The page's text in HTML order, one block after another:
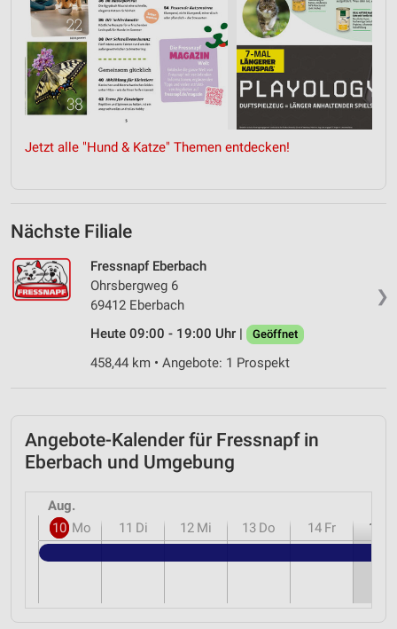
Jetzt alle "Hund & Katze" Themen entdecken!
Nächste Filiale
❯
Fressnapf Eberbach
Ohrsbergweg 6
69412 Eberbach
Heute 09:00 - 19:00 Uhr |
Geöffnet
458,44 km • Angebote: 1 Prospekt
Angebote-Kalender für Fressnapf in
Eberbach und Umgebung
Aug.
10 Mo 11 Di 12 Mi 13 Do 14 Fr 15